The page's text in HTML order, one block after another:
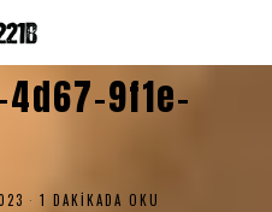
9f1e-
1 DAKIKADA OKU